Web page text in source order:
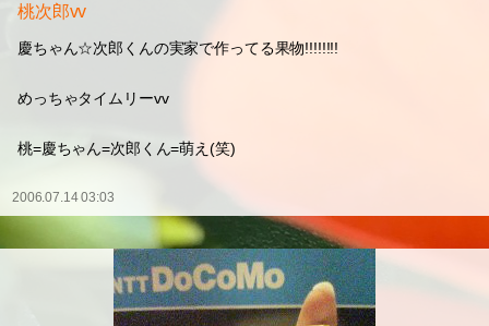
桃次郎vv
慶ちゃん☆次郎くんの実家で作ってる果物!!!!!!!!
めっちゃタイムリーvv
桃=慶ちゃん=次郎くん=萌え(笑)
2006.07.14 03:03